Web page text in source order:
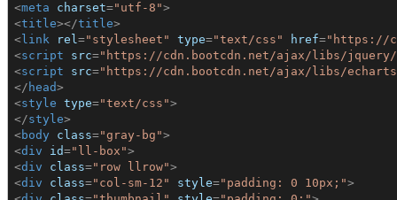
<meta charset="utf-8">
<title></title>
<link rel="stylesheet" type="text/css" href="https://
<script src="https://cdn.bootcdn.net/ajax/libs/
<script src="https://cdn.bootcdn.net/ajax/libs/
</ head>
<style type="text/css">
</style>
<body class="gray-bg">
<div id="ll-box">
<div class="row llrow">
<div class="col-sm-12" style="padding: 0 10px;">